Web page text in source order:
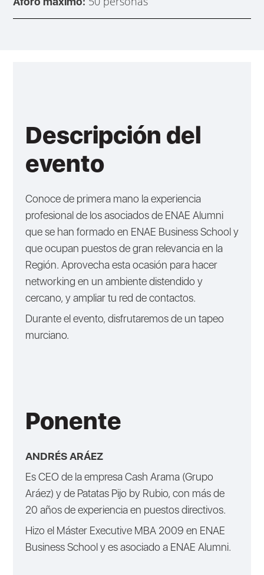
Descripción del
evento
Conoce de primera mano la experiencia
profesional de los asociados de ENAE Alumni
que se han formado en ENAE Business School y
que ocupan puestos de gran relevancia en la
Región. Aprovecha esta ocasión para hacer
networking en un ambiente distendido y
cercano, y ampliar tu red de contactos.
Durante el evento, disfrutaremos de un tapeo
murciano.
Ponente
ANDRÉS ARÁEZ
Es CEO de la empresa Cash Arama (Grupo
Aráez) y de Patatas Pijo by Rubio, con más de
20 años de experiencia en puestos directivos.
Hizo el Máster Executive MBA 2009 en ENAE
Business School y es asociado a ENAE Alumni.